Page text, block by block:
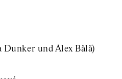
und Alex Bălă)